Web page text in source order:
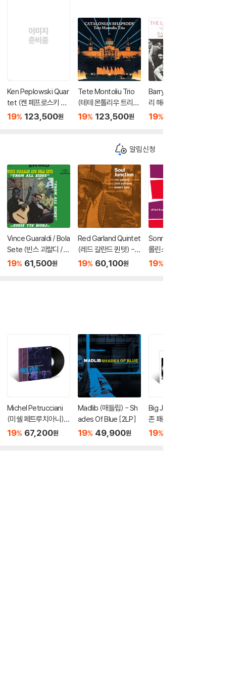
Ken Peplowski Quar
tet (켄 페프로스키 쿼
텟) - Petite Fleur [2L
19% 123,500원
Tete Montoliu Trio
(테테 몬톨리우 트리
오) - Catalonian Rha
19% 123,500원
Barry Harris Trio (배
리 해리스 트리오) - T
he Last Time I Saw
19%
알림신청
Vince Guaraldi / Bola
Sete (빈스 괴랄디 /
볼라 세테) - From All
19% 61,500원
Red Garland Quintet
(레드 갈란드 퀸텟) - S
oul Junction [LP]
19% 60,100원
Sonny Rollins (소니
롤린스) - Plus 4 [LP]
19%
Michel Petrucciani
(미쉘 페트루치아니) -
Power of Three [L
19% 67,200원
Madlib (매들립) - Sh
ades Of Blue [2LP]
19% 49,900원
Big John Patton (빅
존 패튼) - Got A Goo
d Thing Goin' [LP]
19%